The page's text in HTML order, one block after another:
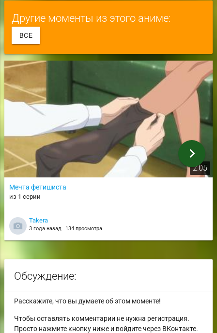
Другие моменты из этого аниме:
ВСЕ
2:05
Мечта фетишиста
из 1 серии
Takera
3 года назад 134 просмотра
chevron_right
Обсуждение:
Расскажите, что вы думаете об этом моменте!
Чтобы оставлять комментарии не нужна регистрация.
Просто нажмите кнопку ниже и войдите через ВКонтакте.